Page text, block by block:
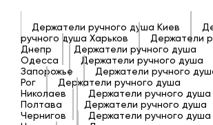
Держатели ручного душа Киев
ручного душа Харьков
Держатели
Днепр
Держатели ручного душа
Одесса
Держатели ручного душа
Запорожье
Держатели ручного
Рог
Держатели ручного душа
Николаев
Держатели ручного душа
Полтава
Держатели ручного душа
Чернигов
Держатели ручного душа